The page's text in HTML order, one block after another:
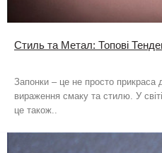
Стиль та Метал: Топові
Запонки – це не просто прикраса
вираження смаку та стилю. У
це також..